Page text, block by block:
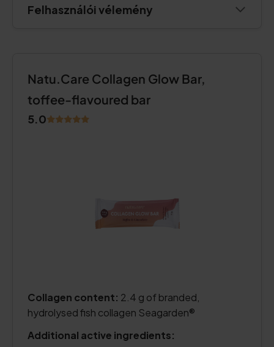
Felhasználói vélemény
Natu.Care Collagen Glow Bar,
toffee-flavoured bar
5.0
Collagen content: 2.4 g of branded,
hydrolysed fish collagen Seagarden®
Additional active ingredients: